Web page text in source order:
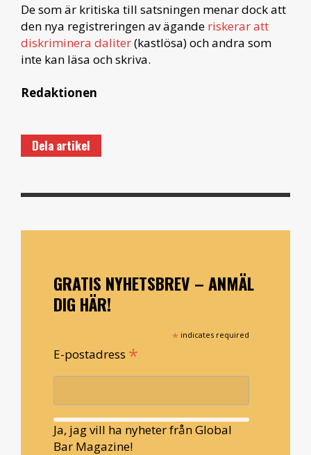
De som är kritiska till satsningen menar dock att
den nya registreringen av ägande riskerar att
diskriminera daliter(kastlösa) och andra som
inte kan läsa och skriva.
Redaktionen
Dela artikel
GRATIS NYHETSBREV – ANMÄL
DIG HÄR!
* indicates required
E-postadress *
Ja, jag vill ha nyheter från Global
Bar Magazine!